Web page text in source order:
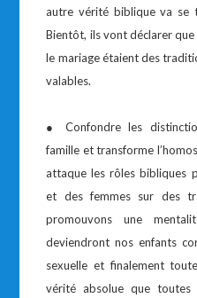
autre vérité biblique va se
Bientôt, ils vont déclarer
le mariage étaient des
valables.
● Confondre les
famille et transforme
attaque les rôles bibliques
et des femmes sur des
promouvons une
deviendront nos enfants
sexuelle et finalement
vérité absolue que toutes